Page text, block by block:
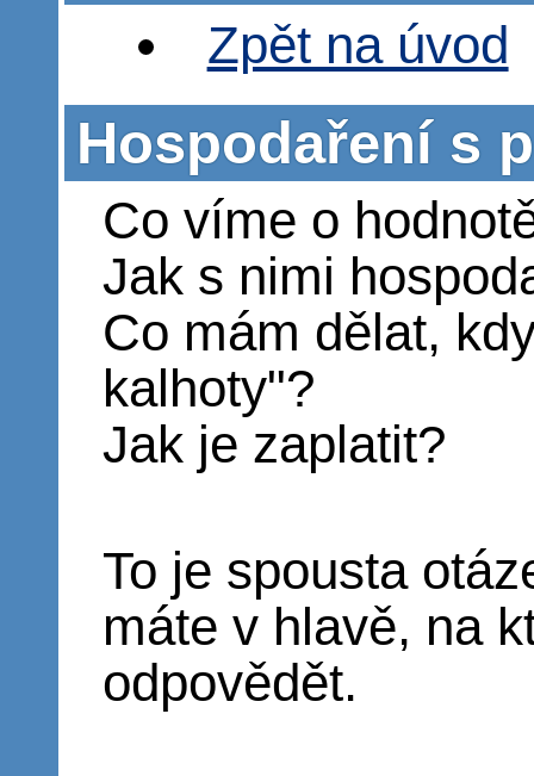
Zpět na úvod
Hospodaření s
Co víme o
Jak s nimi
Co mám dělat,
kalhoty"?
Jak je zaplatit?
To je spousta
máte v hlavě, na
odpovědět.